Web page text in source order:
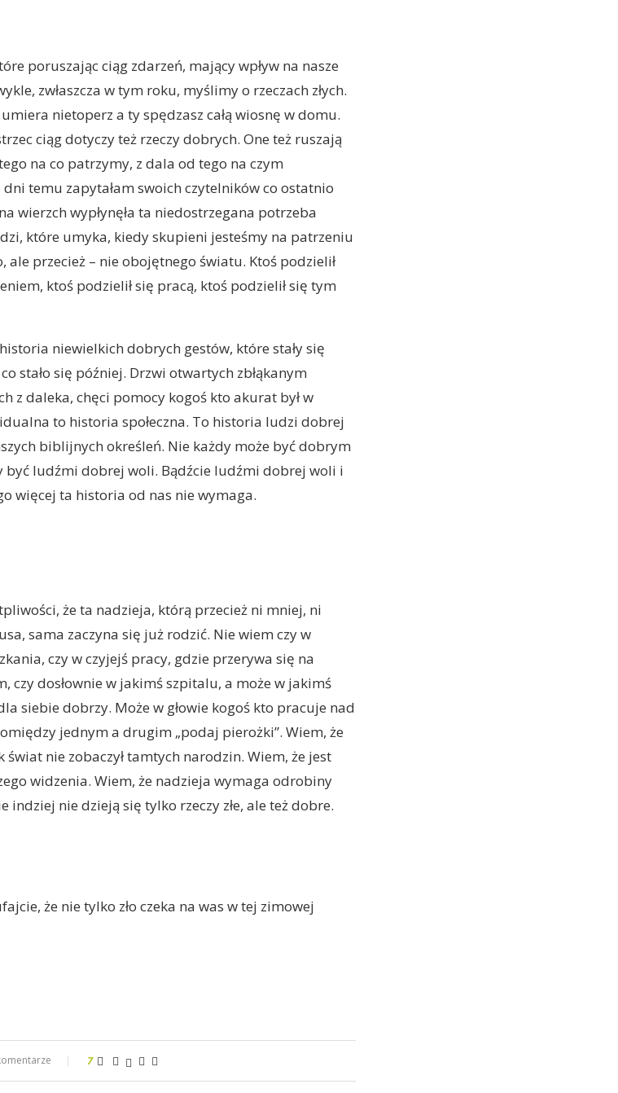
poruszając ciąg zdarzeń, mający wpływ na nasze
zwłaszcza w tym roku, myślimy o rzeczach złych.
nietoperz a ty spędzasz całą wiosnę w domu.
ciąg dotyczy też rzeczy dobrych. One też ruszają
na co patrzymy, z dala od tego na czym
temu zapytałam swoich czytelników co ostatnio
wierzch wypłynęła ta niedostrzegana potrzeba
które umyka, kiedy skupieni jesteśmy na patrzeniu
przecież – nie obojętnego światu. Ktoś podzielił
ktoś podzielił się pracą, ktoś podzielił się tym
niewielkich dobrych gestów, które stały się
stało się później. Drzwi otwartych zbłąkanym
z daleka, chęci pomocy kogoś kto akurat był w
to historia społeczna. To historia ludzi dobrej
biblijnych określeń. Nie każdy może być dobrym
być ludźmi dobrej woli. Bądźcie ludźmi dobrej woli i
więcej ta historia od nas nie wymaga.
że ta nadzieja, którą przecież ni mniej, ni
sama zaczyna się już rodzić. Nie wiem czy w
czy w czyjejś pracy, gdzie przerywa się na
czy dosłownie w jakimś szpitalu, a może w jakimś
siebie dobrzy. Może w głowie kogoś kto pracuje nad
jednym a drugim „podaj pierożki”. Wiem, że
nie zobaczył tamtych narodzin. Wiem, że jest
widzenia. Wiem, że nadzieja wymaga odrobiny
nie dzieją się tylko rzeczy złe, ale też dobre.
że nie tylko zło czeka na was w tej zimowej
7